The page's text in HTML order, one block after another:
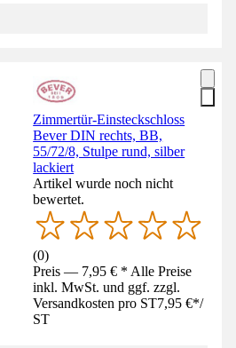
Zimmertür-Einsteckschloss
Bever DIN rechts, BB,
55/72/8, Stulpe rund, silber
lackiert
Artikel wurde noch nicht
bewertet.
(0)
Preis — 7,95 € * Alle Preise
inkl. MwSt. und ggf. zzgl.
Versandkosten pro ST7,95 €*/
ST